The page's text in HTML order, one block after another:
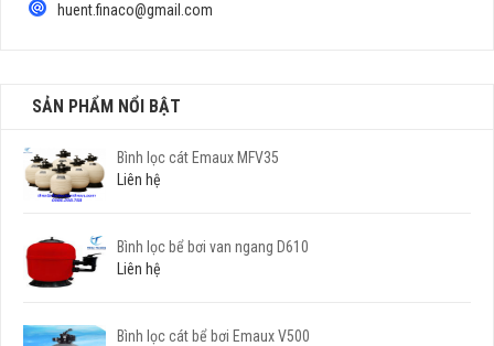
huent.finaco@gmail.com
SẢN PHẨM NỔI BẬT
Bình lọc cát Emaux MFV35
Liên hệ
Bình lọc bể bơi van ngang D610
Liên hệ
Bình lọc cát bể bơi Emaux V500